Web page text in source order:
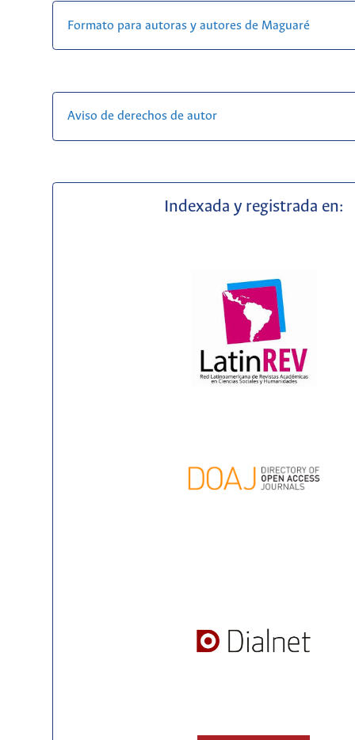
Formato para autoras y autores de Maguaré
Aviso de derechos de autor
Indexada y registrada en: